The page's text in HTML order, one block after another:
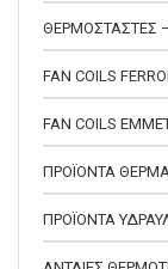
ΘΕΡΜΟΣΤΑΣΤΕΣ –
FAN COILS
FAN COILS
ΠΡΟΪΟΝΤΑ
ΠΡΟΪΟΝΤΑ